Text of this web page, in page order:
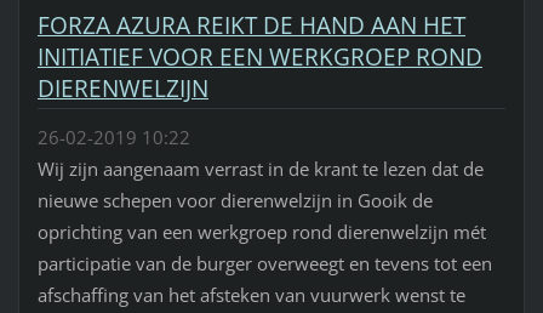
FORZA AZURA REIKT DE HAND AAN HET
INITIATIEF VOOR EEN WERKGROEP ROND
DIERENWELZIJN
26-02-2019 10:22
Wij zijn aangenaam verrast in de krant te lezen dat de
nieuwe schepen voor dierenwelzijn in Gooik de
oprichting van een werkgroep rond dierenwelzijn mét
participatie van de burger overweegt en tevens tot een
afschaffing van het afsteken van vuurwerk wenst te